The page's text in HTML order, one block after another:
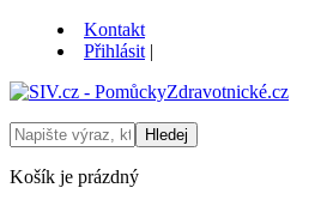
Kontakt
Přihlásit |
Košík je prázdný